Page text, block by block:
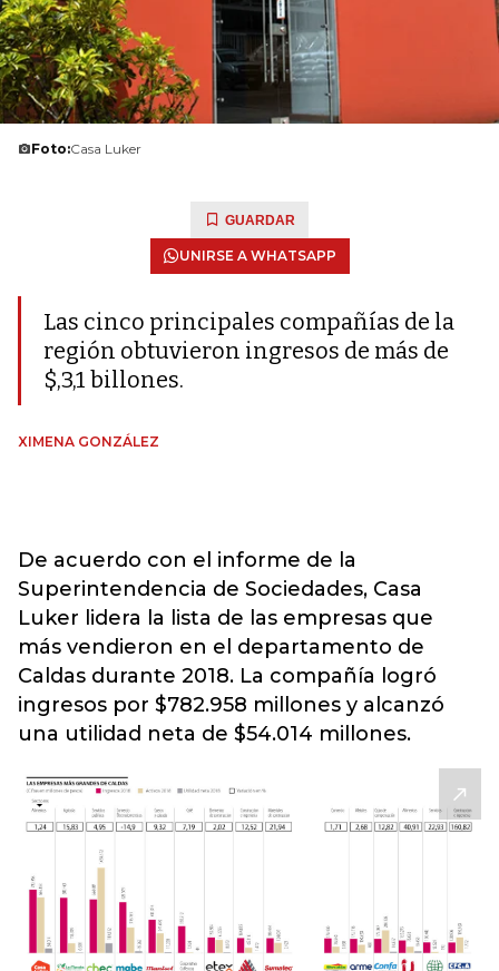
Foto:Casa Luker
GUARDAR
UNIRSE A WHATSAPP
Las cinco principales compañías de la
región obtuvieron ingresos de más de
$,3,1 billones.
XIMENA GONZÁLEZ
De acuerdo con el informe de la
Superintendencia de Sociedades, Casa
Luker lidera la lista de las empresas que
más vendieron en el departamento de
Caldas durante 2018. La compañía logró
ingresos por $782.958 millones y alcanzó
una utilidad neta de $54.014 millones.